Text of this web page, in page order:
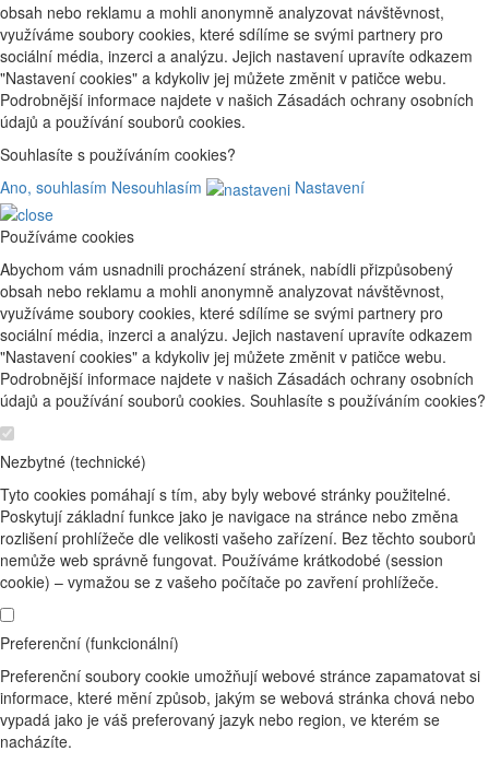
obsah nebo reklamu a mohli anonymně analyzovat návštěvnost,
využíváme soubory cookies, které sdílíme se svými partnery pro
sociální média, inzerci a analýzu. Jejich nastavení upravíte odkazem
"Nastavení cookies" a kdykoliv jej můžete změnit v patičce webu.
Podrobnější informace najdete v našich Zásadách ochrany osobních
údajů a používání souborů cookies.
Souhlasíte s používáním cookies?
Ano, souhlasím Nesouhlasím Nastavení
Používáme cookies
Abychom vám usnadnili procházení stránek, nabídli přizpůsobený
obsah nebo reklamu a mohli anonymně analyzovat návštěvnost,
využíváme soubory cookies, které sdílíme se svými partnery pro
sociální média, inzerci a analýzu. Jejich nastavení upravíte odkazem
"Nastavení cookies" a kdykoliv jej můžete změnit v patičce webu.
Podrobnější informace najdete v našich Zásadách ochrany osobních
údajů a používání souborů cookies. Souhlasíte s používáním cookies?
Nezbytné (technické)
Tyto cookies pomáhají s tím, aby byly webové stránky použitelné.
Poskytují základní funkce jako je navigace na stránce nebo změna
rozlišení prohlížeče dle velikosti vašeho zařízení. Bez těchto souborů
nemůže web správně fungovat. Používáme krátkodobé (session
cookie) – vymažou se z vašeho počítače po zavření prohlížeče.
Preferenční (funkcionální)
Preferenční soubory cookie umožňují webové stránce zapamatovat si
informace, které mění způsob, jakým se webová stránka chová nebo
vypadá jako je váš preferovaný jazyk nebo region, ve kterém se
nacházíte.